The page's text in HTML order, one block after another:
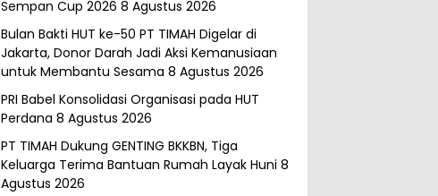
Sempan Cup 2026 8 Agustus 2026
Bulan Bakti HUT ke-50 PT TIMAH Digelar di
Jakarta, Donor Darah Jadi Aksi Kemanusiaan
untuk Membantu Sesama 8 Agustus 2026
PRI Babel Konsolidasi Organisasi pada HUT
Perdana 8 Agustus 2026
PT TIMAH Dukung GENTING BKKBN, Tiga
Keluarga Terima Bantuan Rumah Layak Huni 8
Agustus 2026